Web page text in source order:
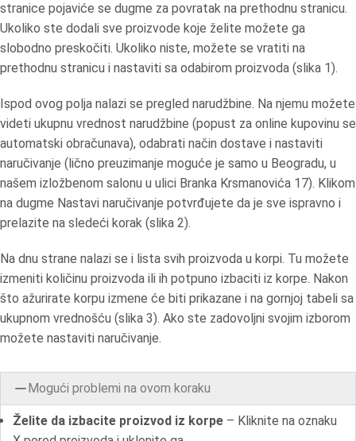
stranice pojaviće se dugme za povratak na prethodnu stranicu.
Ukoliko ste dodali sve proizvode koje želite možete ga
slobodno preskočiti. Ukoliko niste, možete se vratiti na
prethodnu stranicu i nastaviti sa odabirom proizvoda (slika 1).
Ispod ovog polja nalazi se pregled narudžbine. Na njemu možete
videti ukupnu vrednost narudžbine (popust za online kupovinu se
automatski obračunava), odabrati način dostave i nastaviti
naručivanje (lično preuzimanje moguće je samo u Beogradu, u
našem izložbenom salonu u ulici Branka Krsmanovića 17). Klikom
na dugme Nastavi naručivanje potvrđujete da je sve ispravno i
prelazite na sledeći korak (slika 2).
Na dnu strane nalazi se i lista svih proizvoda u korpi. Tu možete
izmeniti količinu proizvoda ili ih potpuno izbaciti iz korpe. Nakon
što ažurirate korpu izmene će biti prikazane i na gornjoj tabeli sa
ukupnom vrednošću (slika 3). Ako ste zadovoljni svojim izborom
možete nastaviti naručivanje.
Mogući problemi na ovom koraku
Želite da izbacite proizvod iz korpe – Kliknite na oznaku